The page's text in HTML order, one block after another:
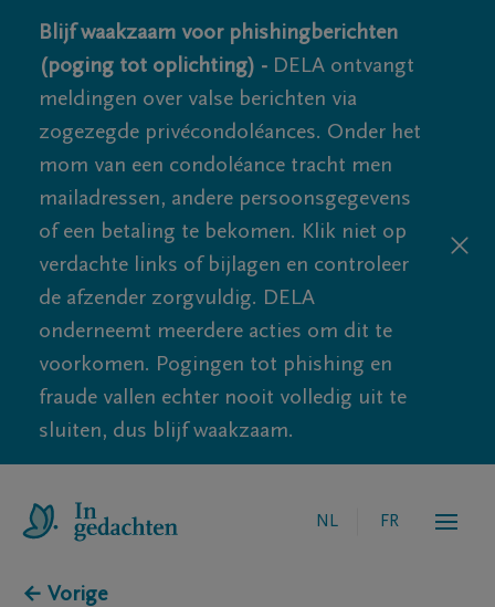
Blijf waakzaam voor phishingberichten
(poging tot oplichting) - DELA ontvangt
meldingen over valse berichten via
zogezegde privécondoléances. Onder het
mom van een condoléance tracht men
mailadressen, andere persoonsgegevens
of een betaling te bekomen. Klik niet op
verdachte links of bijlagen en controleer
de afzender zorgvuldig. DELA
onderneemt meerdere acties om dit te
voorkomen. Pogingen tot phishing en
fraude vallen echter nooit volledig uit te
sluiten, dus blijf waakzaam.
NL FR
← Vorige